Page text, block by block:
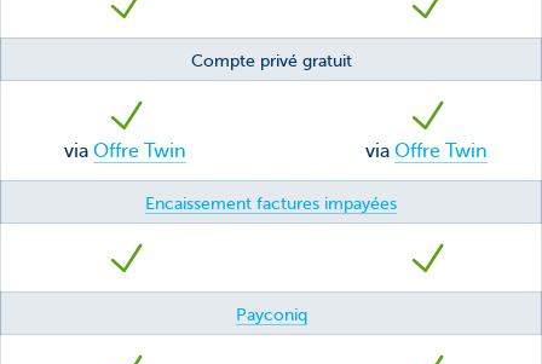
via Offre Twin via Offre Twin
Compte privé gratuit
Encaissement factures impayées
Payconiq